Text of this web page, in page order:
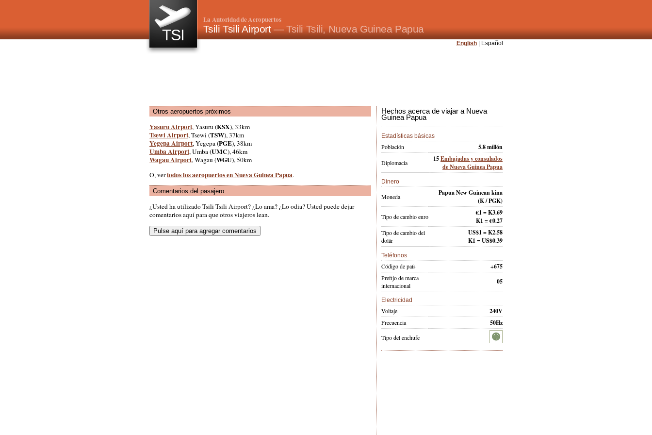
TSI
La Autoridad de Aeropuertos
Tsili Tsili Airport— Tsili Tsili, Nueva Guinea Papua
English| Español
Otros aeropuertos próximos
Yasuru Airport, Yasuru (KSX), 33km
Tsewi Airport, Tsewi (TSW), 37km
Yegepa Airport, Yegepa (PGE), 38km
Umba Airport, Umba (UMC), 46km
Wagau Airport, Wagau (WGU), 50km
O, vertodos los aeropuertos en Nueva Guinea Papua.
Comentarios del pasajero
¿Usted ha utilizado Tsili Tsili Airport? ¿Lo ama? ¿Lo odia? Usted puede dejar
comentarios aquí para que otros viajeros lean.
Hechos acerca de viajar a Nueva
Guinea Papua
Estadísticas básicas
Población 5.8 millón
Diplomacia 15Embajadas y consulados
de Nueva Guinea Papua
Dinero
Moneda
Papua New Guinean kina
(K / PGK)
Tipo de cambio euro
€1 = K3.69
K1 = €0.27
Tipo de cambio del
dolár
US$1 = K2.58
K1 = US$0.39
Teléfonos
Código de país +675
Prefijo de marca
internacional
05
Electricidad
Voltaje 240V
Frecuencia 50Hz
Tipo del enchufe